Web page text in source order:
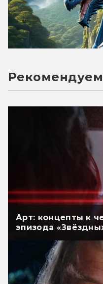
Рекомендуем
Арт: концепты к
эпизода